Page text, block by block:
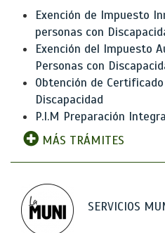
Exención de Impuesto
personas con
Exención del Impuesto
Personas con
Obtención de
Discapacidad
P.I.M Preparación
MÁS TRÁMITES
SERVICIOS